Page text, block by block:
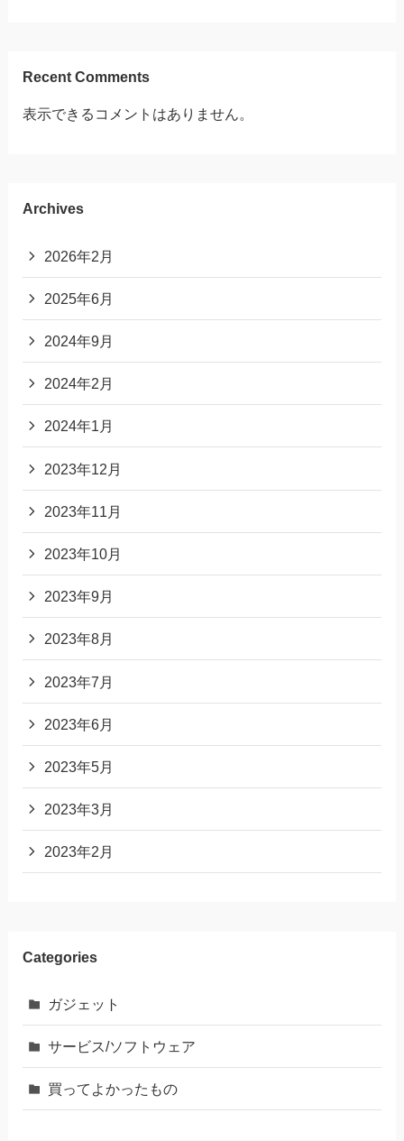
Recent Comments
表示できるコメントはありません。
Archives
2026年2月
2025年6月
2024年9月
2024年2月
2024年1月
2023年12月
2023年11月
2023年10月
2023年9月
2023年8月
2023年7月
2023年6月
2023年5月
2023年3月
2023年2月
Categories
ガジェット
サービス/ソフトウェア
買ってよかったもの